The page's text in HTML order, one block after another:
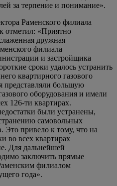
за терпение и понимание».
Раменского филиала
отметил: «Приятно
дружная
филиала
и застройщика
сроки удалось устранить
квартирного газового
представляли большую
оборудования и имели
126-ти квартирах.
были устранены,
самовольных
Это привело к тому, что на
во всех квартирах
Для дальнейшей
заключить прямые
филиалом
года».